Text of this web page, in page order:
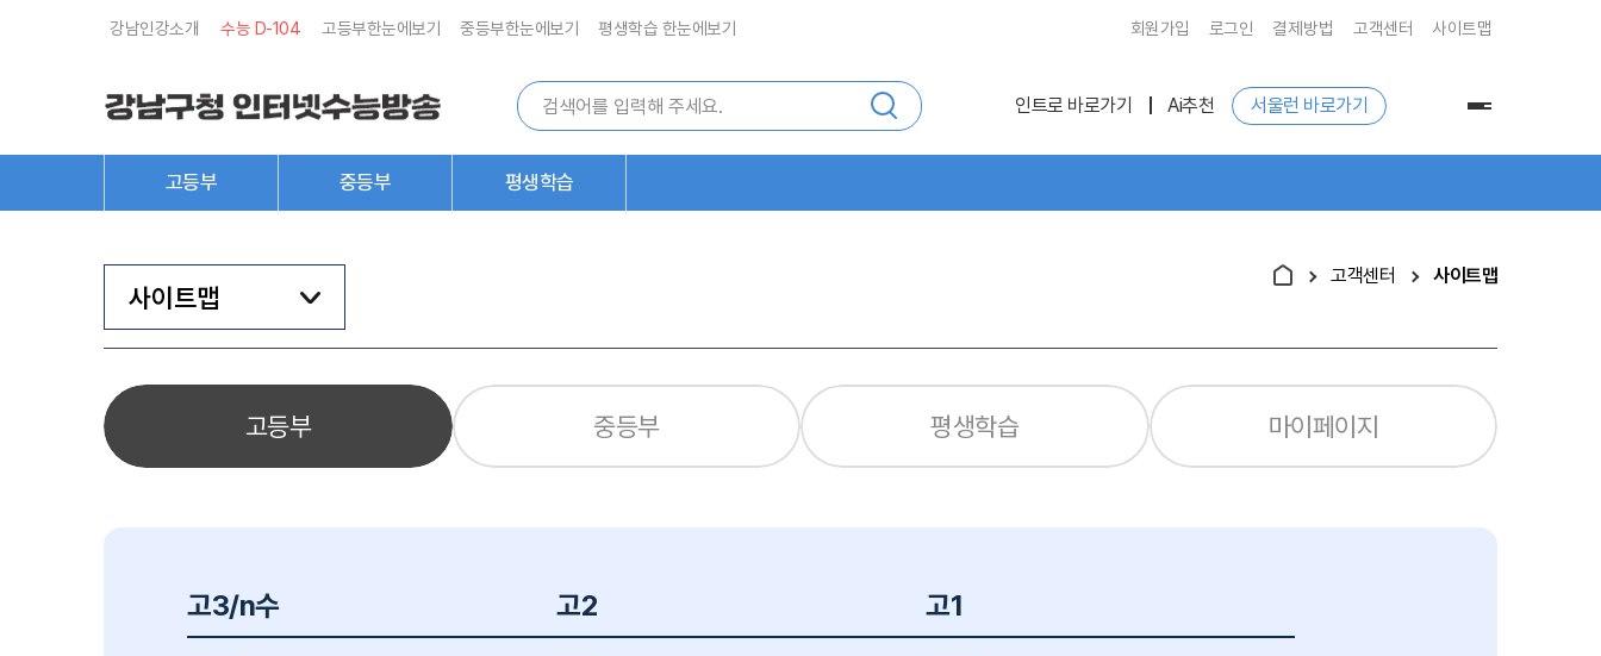
강남인강소개 수능 D-104 고등부한눈에보기 중등부한눈에보기 평생학습 한눈에보기 회원가입 로그인 결제방법 고객센터 사이트맵
통
합
색
인트로 바로가기 Ai추천 서울런 바로가기
전
메
고등부 중등부 평생학습
사이트맵
고객센터 사이트맵
고등부 중등부 평생학습 마이페이지
고3/n수 고2 고1